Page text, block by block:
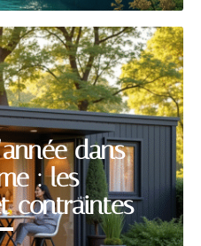
dans
: les
contraintes